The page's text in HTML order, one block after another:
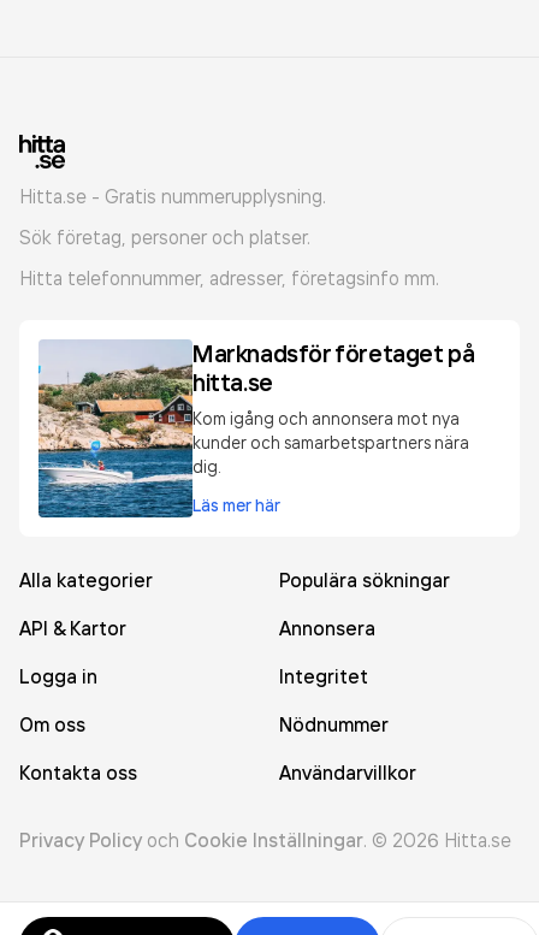
Hitta.se - Gratis nummerupplysning.
Sök företag, personer och platser.
Hitta telefonnummer, adresser, företagsinfo mm.
Marknadsför företaget på
hitta.se
Kom igång och annonsera mot nya
kunder och samarbetspartners nära
dig.
Läs mer här
Alla kategorier
Populära sökningar
API & Kartor
Annonsera
Logga in
Integritet
Om oss
Nödnummer
Kontakta oss
Användarvillkor
Privacy Policy och Cookie Inställningar. © 2026 Hitta.se